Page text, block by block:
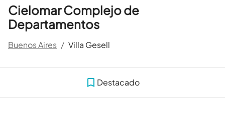
Cielomar Complejo de
Departamentos
Buenos Aires / Villa Gesell
Destacado